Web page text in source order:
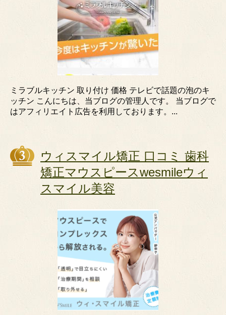
ミラブルキッチン 取り付け 価格 テレビで話題の泡のキ
ッチン こんにちは、当ブログの管理人です。 当ブログで
はアフィリエイト広告を利用しております。...
ウィスマイル矯正 口コミ 歯科
矯正マウスピースwesmileウィ
スマイル美容